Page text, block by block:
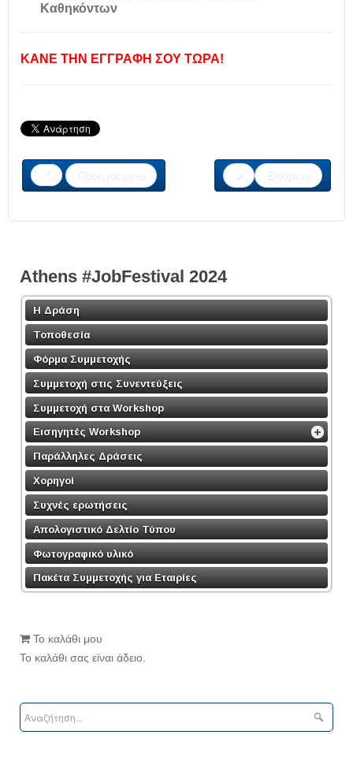
Καθηκόντων
ΚΑΝΕ ΤΗΝ ΕΓΓΡΑΦΗ ΣΟΥ ΤΩΡΑ!
Προηγούμενο Επόμενο
Athens #JobFestival 2024
Η Δράση
Τοποθεσία
Φόρμα Συμμετοχής
Συμμετοχή στις Συνεντεύξεις
Συμμετοχή στα Workshop
Εισηγητές Workshop
Παράλληλες Δράσεις
Χορηγοί
Συχνές ερωτήσεις
Απολογιστικό Δελτίο Τύπου
Φωτογραφικό υλικό
Πακέτα Συμμετοχής για Εταιρίες
Το καλάθι μου
Το καλάθι σας είναι άδειο.